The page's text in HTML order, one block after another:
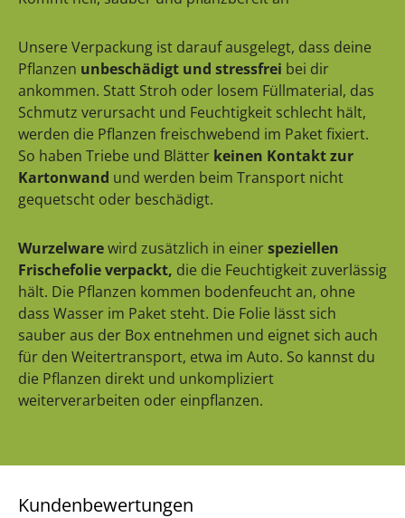
Unsere Verpackung ist darauf ausgelegt, dass deine
Pflanzen unbeschädigt und stressfrei bei dir
ankommen. Statt Stroh oder losem Füllmaterial, das
Schmutz verursacht und Feuchtigkeit schlecht hält,
werden die Pflanzen freischwebend im Paket fixiert.
So haben Triebe und Blätter keinen Kontakt zur
Kartonwand und werden beim Transport nicht
gequetscht oder beschädigt.
Wurzelwarewird zusätzlich in einerspeziellen
Frischefolie verpackt, die die Feuchtigkeit zuverlässig
hält. Die Pflanzen kommen bodenfeucht an, ohne
dass Wasser im Paket steht. Die Folie lässt sich
sauber aus der Box entnehmen und eignet sich auch
für den Weitertransport, etwa im Auto. So kannst du
die Pflanzen direkt und unkompliziert
weiterverarbeiten oder einpflanzen.
Kundenbewertungen